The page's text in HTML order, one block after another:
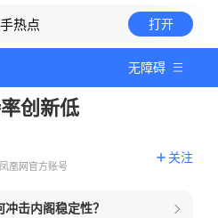
热点 打开
无障碍
创新低
凤凰网官方账号
关注
击内阁稳定性？